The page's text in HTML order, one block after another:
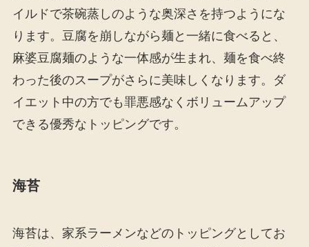
イルドで茶碗蒸しのような奥深さを持つようにな
ります。豆腐を崩しながら麺と一緒に食べると、
麻婆豆腐麺のような一体感が生まれ、麺を食べ終
わった後のスープがさらに美味しくなります。ダ
イエット中の方でも罪悪感なくボリュームアップ
できる優秀なトッピングです。
海苔
海苔は、家系ラーメンなどのトッピングとしてお